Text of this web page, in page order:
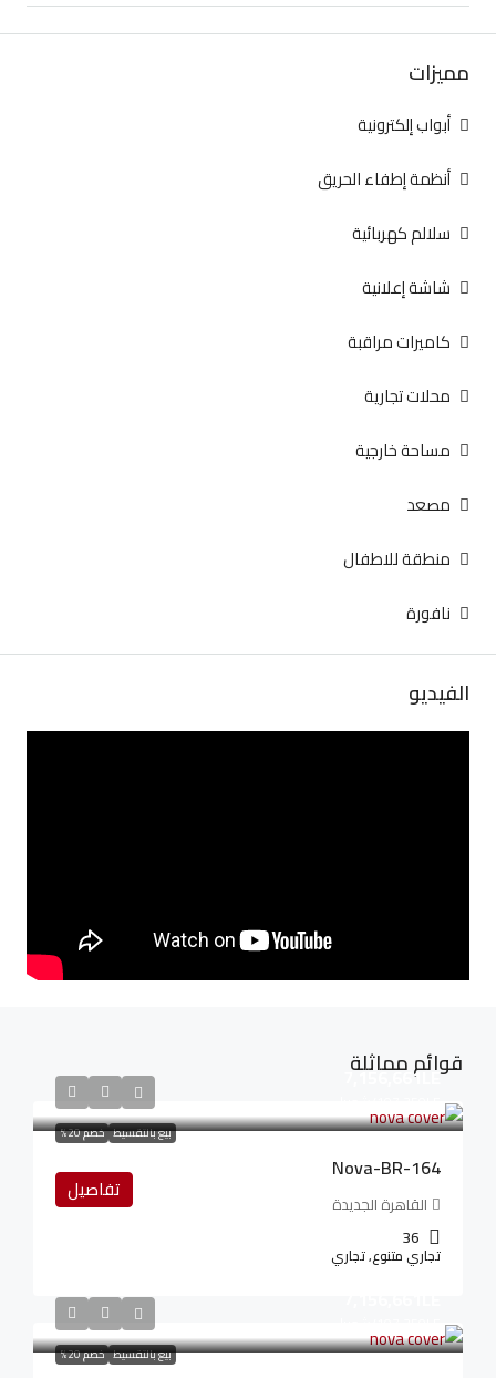
مميزات
أبواب إلكترونية
أنظمة إطفاء الحريق
سلالم كهربائية
شاشة إعلانية
كاميرات مراقبة
محلات تجارية
مساحة خارجية
مصعد
منطقة للاطفال
نافورة
الفيديو
قوائم مماثلة
بيع بالتقسيط خصم 20%
7,156,661LE
Nova-BR-164
القاهرة الجديدة
36
تجاري متنوع, تجاري
تفاصيل
بيع بالتقسيط خصم 20%